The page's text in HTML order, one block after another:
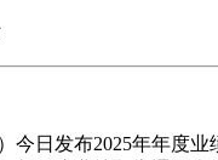
日发布2025年年度业